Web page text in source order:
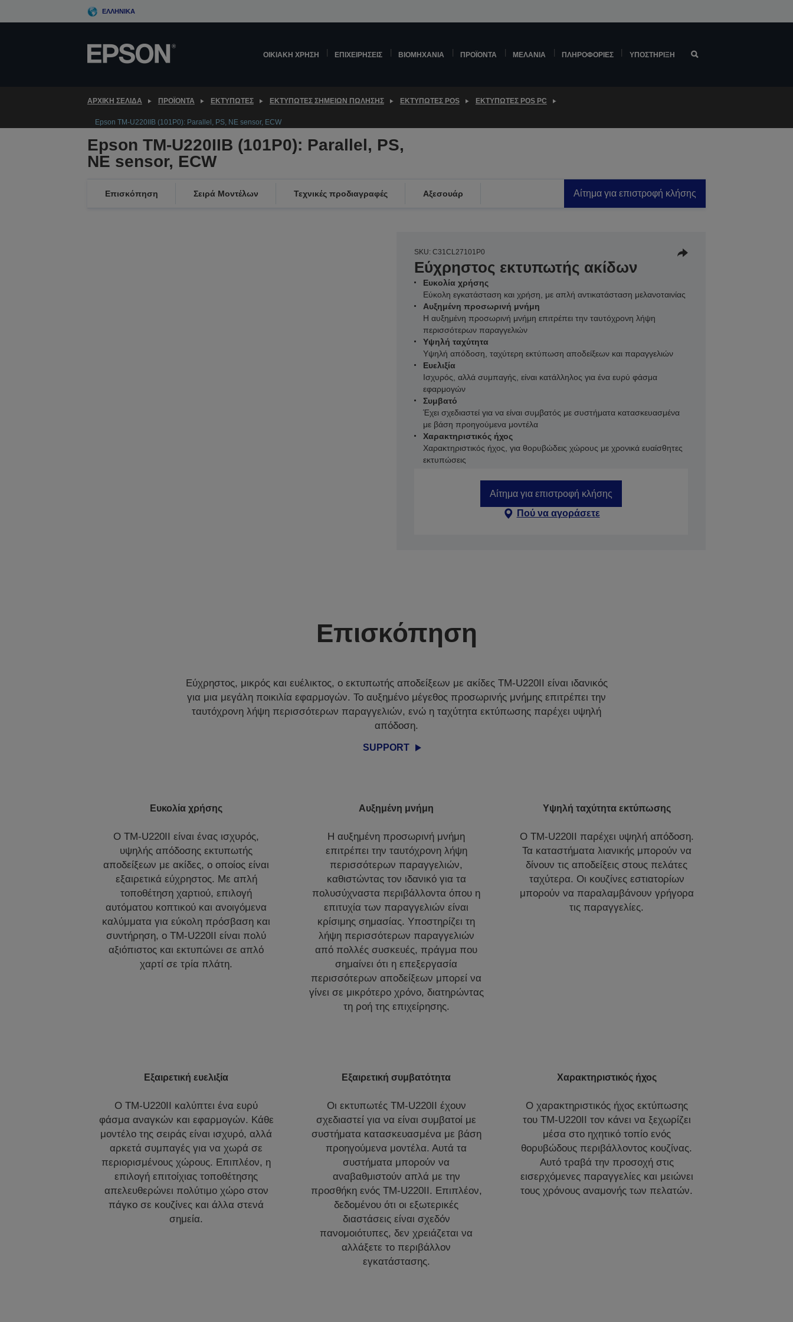
to
ΕΛΛΗΝΙΚΆ
ΟΙΚΙΑΚΉ ΧΡΉΣΗ ΕΠΙΧΕΙΡΉΣΕΙΣ ΒΙΟΜΗΧΑΝΊΑ ΠΡΟΪΌΝΤΑ ΜΕΛΆΝΙΑ ΠΛΗΡΟΦΟΡΊΕΣ ΥΠΟΣΤΉΡΙΞΗ
ΑΡΧΙΚΗ ΣΕΛΙΔΑ ΠΡΟΪΌΝΤΑ ΕΚΤΥΠΩΤΈΣ ΕΚΤΥΠΩΤΈΣ ΣΗΜΕΊΩΝ ΠΏΛΗΣΗΣ ΕΚΤΥΠΩΤΈΣ POS ΕΚΤΥΠΩΤΈΣ POS PC
Epson TM-U220IIB (101P0): Parallel, PS, NE sensor, ECW
Epson TM-U220IIB (101P0): Parallel, PS,
NE sensor, ECW
Επισκόπηση Σειρά Μοντέλων Τεχνικές προδιαγραφές Αξεσουάρ Αίτημα για επιστροφή κλήσης
SKU: C31CL27101P0
Εύχρηστος εκτυπωτής ακίδων
Ευκολία χρήσης
Εύκολη εγκατάσταση και χρήση, με απλή αντικατάσταση μελανοταινίας
Αυξημένη προσωρινή μνήμη
Η αυξημένη προσωρινή μνήμη επιτρέπει την ταυτόχρονη λήψη
περισσότερων παραγγελιών
Υψηλή ταχύτητα
Υψηλή απόδοση, ταχύτερη εκτύπωση αποδείξεων και παραγγελιών
Ευελιξία
Ισχυρός, αλλά συμπαγής, είναι κατάλληλος για ένα ευρύ φάσμα
εφαρμογών
Συμβατό
Έχει σχεδιαστεί για να είναι συμβατός με συστήματα κατασκευασμένα
με βάση προηγούμενα μοντέλα
Χαρακτηριστικός ήχος
Χαρακτηριστικός ήχος, για θορυβώδεις χώρους με χρονικά ευαίσθητες
εκτυπώσεις
Αίτημα για επιστροφή κλήσης
Πού να αγοράσετε
Επισκόπηση
Εύχρηστος, μικρός και ευέλικτος, ο εκτυπωτής αποδείξεων με ακίδες TM-U220II είναι ιδανικός
για μια μεγάλη ποικιλία εφαρμογών. Το αυξημένο μέγεθος προσωρινής μνήμης επιτρέπει την
ταυτόχρονη λήψη περισσότερων παραγγελιών, ενώ η ταχύτητα εκτύπωσης παρέχει υψηλή
απόδοση.
SUPPORT
Ευκολία χρήσης
Ο TM-U220II είναι ένας ισχυρός,
υψηλής απόδοσης εκτυπωτής
αποδείξεων με ακίδες, ο οποίος είναι
εξαιρετικά εύχρηστος. Με απλή
τοποθέτηση χαρτιού, επιλογή
αυτόματου κοπτικού και ανοιγόμενα
καλύμματα για εύκολη πρόσβαση και
συντήρηση, ο TM-U220II είναι πολύ
αξιόπιστος και εκτυπώνει σε απλό
χαρτί σε τρία πλάτη.
Αυξημένη μνήμη
Η αυξημένη προσωρινή μνήμη
επιτρέπει την ταυτόχρονη λήψη
περισσότερων παραγγελιών,
καθιστώντας τον ιδανικό για τα
πολυσύχναστα περιβάλλοντα όπου η
επιτυχία των παραγγελιών είναι
κρίσιμης σημασίας. Υποστηρίζει τη
λήψη περισσότερων παραγγελιών
από πολλές συσκευές, πράγμα που
σημαίνει ότι η επεξεργασία
περισσότερων αποδείξεων μπορεί να
γίνει σε μικρότερο χρόνο, διατηρώντας
τη ροή της επιχείρησης.
Υψηλή ταχύτητα εκτύπωσης
Ο TM-U220II παρέχει υψηλή απόδοση.
Τα καταστήματα λιανικής μπορούν να
δίνουν τις αποδείξεις στους πελάτες
ταχύτερα. Οι κουζίνες εστιατορίων
μπορούν να παραλαμβάνουν γρήγορα
τις παραγγελίες.
Εξαιρετική ευελιξία
Ο TM-U220II καλύπτει ένα ευρύ
φάσμα αναγκών και εφαρμογών. Κάθε
μοντέλο της σειράς είναι ισχυρό, αλλά
αρκετά συμπαγές για να χωρά σε
περιορισμένους χώρους. Επιπλέον, η
επιλογή επιτοίχιας τοποθέτησης
απελευθερώνει πολύτιμο χώρο στον
πάγκο σε κουζίνες και άλλα στενά
σημεία.
Εξαιρετική συμβατότητα
Οι εκτυπωτές TM-U220II έχουν
σχεδιαστεί για να είναι συμβατοί με
συστήματα κατασκευασμένα με βάση
προηγούμενα μοντέλα. Αυτά τα
συστήματα μπορούν να
αναβαθμιστούν απλά με την
προσθήκη ενός TM-U220II. Επιπλέον,
δεδομένου ότι οι εξωτερικές
διαστάσεις είναι σχεδόν
πανομοιότυπες, δεν χρειάζεται να
αλλάξετε το περιβάλλον
εγκατάστασης.
Χαρακτηριστικός ήχος
Ο χαρακτηριστικός ήχος εκτύπωσης
του TM-U220II τον κάνει να ξεχωρίζει
μέσα στο ηχητικό τοπίο ενός
θορυβώδους περιβάλλοντος κουζίνας.
Αυτό τραβά την προσοχή στις
εισερχόμενες παραγγελίες και μειώνει
τους χρόνους αναμονής των πελατών.